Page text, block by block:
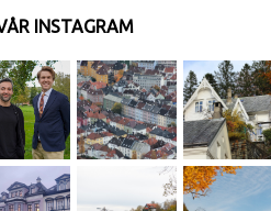
INSTAGRAM